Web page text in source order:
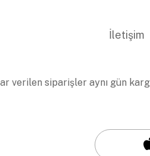
İletişim
verilen siparişler aynı gün